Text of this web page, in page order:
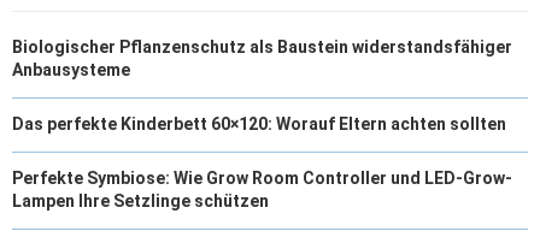
Biologischer Pflanzenschutz als Baustein widerstandsfähiger
Anbausysteme
Das perfekte Kinderbett 60×120: Worauf Eltern achten sollten
Perfekte Symbiose: Wie Grow Room Controller und LED-Grow-
Lampen Ihre Setzlinge schützen